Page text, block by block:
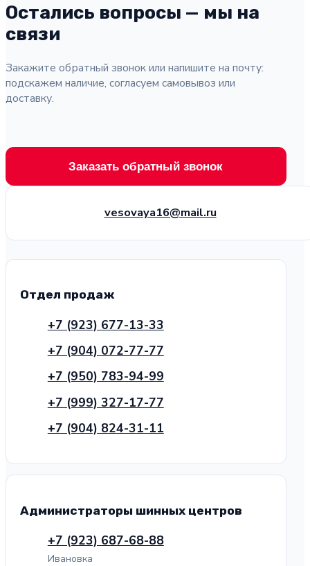
Остались вопросы — мы на
связи
Закажите обратный звонок или напишите на почту:
подскажем наличие, согласуем самовывоз или
доставку.
Заказать обратный звонок
vesovaya16@mail.ru
Отдел продаж
+7 (923) 677-13-33
+7 (904) 072-77-77
+7 (950) 783-94-99
+7 (999) 327-17-77
+7 (904) 824-31-11
Администраторы шинных центров
+7 (923) 687-68-88
Ивановка